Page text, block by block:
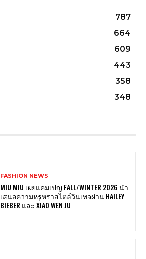
787
664
609
443
358
348
FASHION NEWS
MIU MIU เผยแคมเปญ FALL/WINTER 2026 นำ
เสนอความหรูหราสไตล์วินเทจผ่าน HAILEY
BIEBER และ XIAO WEN JU